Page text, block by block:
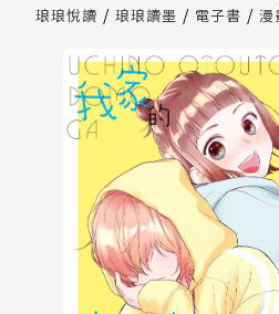
【公告】琅琅讀
琅琅悅讀 琅琅讀墨 電子書 漫